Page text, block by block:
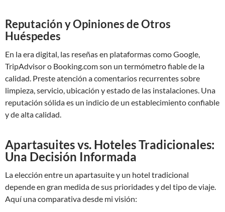
Reputación y Opiniones de Otros
Huéspedes
En la era digital, las reseñas en plataformas como Google,
TripAdvisor o Booking.com son un termómetro fiable de la
calidad. Preste atención a comentarios recurrentes sobre
limpieza, servicio, ubicación y estado de las instalaciones. Una
reputación sólida es un indicio de un establecimiento confiable
y de alta calidad.
Apartasuites vs. Hoteles Tradicionales:
Una Decisión Informada
La elección entre un apartasuite y un hotel tradicional
depende en gran medida de sus prioridades y del tipo de viaje.
Aquí una comparativa desde mi visión: